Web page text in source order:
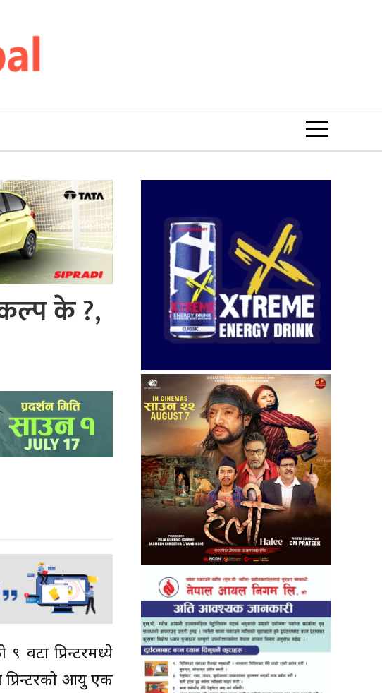
के ?,
९ वटा प्रिन्टरमध्ये
प्रिन्टरको आयु एक